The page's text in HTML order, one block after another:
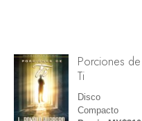
Porciones de
Ti
Disco
Compacto